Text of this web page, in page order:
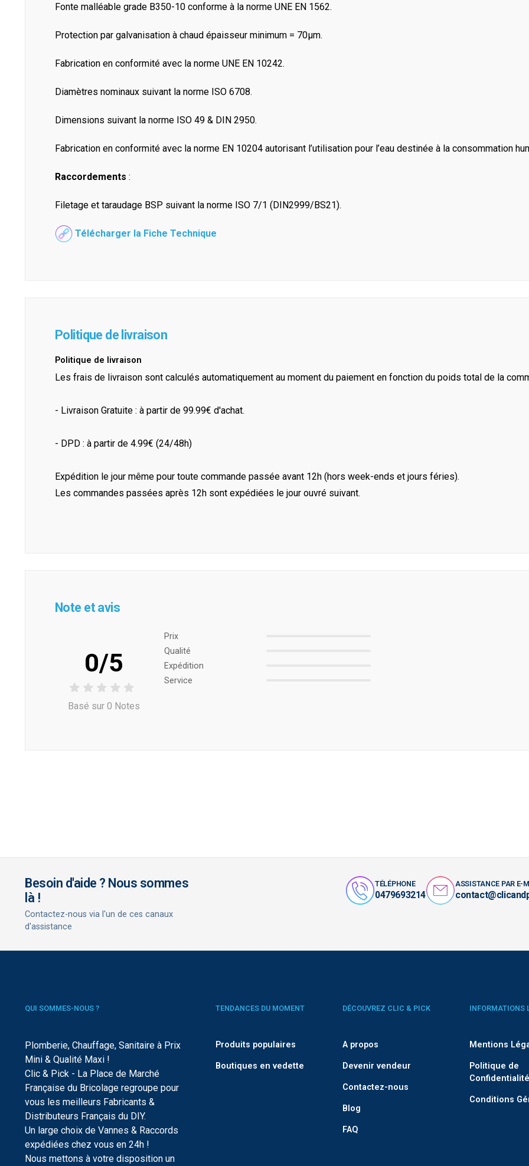
Fonte malléable grade B350-10 conforme à la norme UNE EN 1562.
Protection par galvanisation à chaud épaisseur minimum = 70μm.
Fabrication en conformité avec la norme UNE EN 10242.
Diamètres nominaux suivant la norme ISO 6708.
Dimensions suivant la norme ISO 49 & DIN 2950.
Fabrication en conformité avec la norme EN 10204 autorisant l’utilisation pour l’eau destinée à la consommation
Raccordements :
Filetage et taraudage BSP suivant la norme ISO 7/1 (DIN2999/BS21).
Télécharger la Fiche Technique
Politique de livraison
Politique de livraison
Les frais de livraison sont calculés automatiquement au moment du paiement en fonction du poids total de la
- Livraison Gratuite : à partir de 99.99€ d'achat.
- DPD : à partir de 4.99€ (24/48h)
Expédition le jour même pour toute commande passée avant 12h (hors week-ends et jours féries).
Les commandes passées après 12h sont expédiées le jour ouvré suivant.
Note et avis
0/5
Basé sur 0 Notes
Prix ​​
Qualité
Expédition
Service
Besoin d'aide ? Nous sommes
là !
Contactez-nous via l'un de ces canaux
d'assistance
TÉLÉPHONE
0479693214
ASSISTANCE PAR E-
QUI SOMMES-NOUS ?
Plomberie, Chauffage, Sanitaire à Prix
Mini & Qualité Maxi !
Clic & Pick - La Place de Marché
Française du Bricolage regroupe pour
vous les meilleurs Fabricants &
Distributeurs Français du DIY.
Un large choix de Vannes & Raccords
expédiées chez vous en 24h !
Nous mettons à votre disposition un
TENDANCES DU MOMENT
Produits populaires
Boutiques en vedette
DÉCOUVREZ CLIC & PICK
A propos
Devenir vendeur
Contactez-nous
Blog
FAQ
INFORMATIONS
Mentions
Politique de
Confidentialité
Conditions